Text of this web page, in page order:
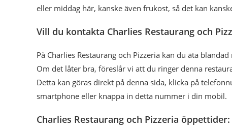
eller middag här, kanske även frukost, så det kan
Vill du kontakta Charlies Restaurang och
På Charlies Restaurang och Pizzeria kan du äta blandad
Om det låter bra, föreslår vi att du ringer denna
Detta kan göras direkt på denna sida, klicka på
smartphone eller knappa in detta nummer i din mobil.
Charlies Restaurang och Pizzeria öppettider: